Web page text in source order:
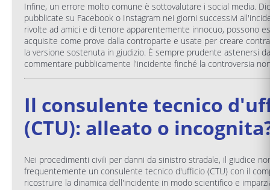
Infine, un errore molto comune è sottovalutare i social media.
pubblicate su Facebook o Instagram nei giorni successivi
rivolte ad amici e di tenore apparentemente innocuo, possono
acquisite come prove dalla controparte e usate per creare
la versione sostenuta in giudizio. È sempre prudente astenersi
commentare pubblicamente l'incidente finché la controversia
Il consulente tecnico
(CTU): alleato o
Nei procedimenti civili per danni da sinistro stradale, il giudice
frequentemente un consulente tecnico d'ufficio (CTU) con il
ricostruire la dinamica dell'incidente in modo scientifico e